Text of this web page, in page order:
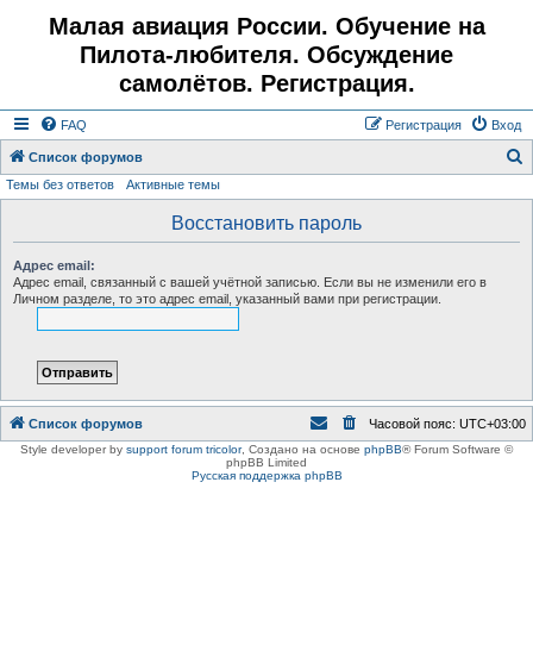
Малая авиация России. Обучение на
Пилота-любителя. Обсуждение
самолётов. Регистрация.
FAQ Вход
Регистрация
Список форумов
Темы без ответов Активные темы
Восстановить пароль
Адрес email:
Адрес email, связанный с вашей учётной записью. Если вы не изменили его в
Личном разделе, то это адрес email, указанный вами при регистрации.
Список форумов Часовой пояс: UTC+03:00
Style developer by support forum tricolor, Создано на основе phpBB® Forum Software ©
phpBB Limited
Русская поддержка phpBB